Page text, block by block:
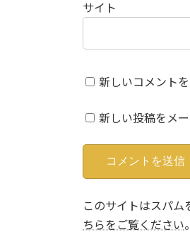
サイト
新しいコメント
新しい投稿をメ
このサイトはスパム
ちらをご覧ください。